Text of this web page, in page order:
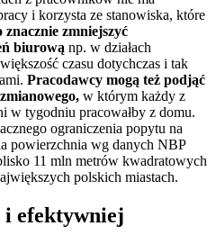
i korzysta ze stanowiska, które
znacznie zmniejszyć
biurową np. w działach
czasu dotychczas i tak
Pracodawcy mogą też podjąć
w którym każdy z
w tygodniu pracowałby z domu.
ograniczenia popytu na
powierzchnia wg danych NBP
11 mln metrów kwadratowych
polskich miastach.
efektywniej